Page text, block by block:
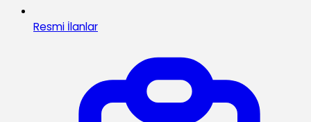
Resmi İlanlar